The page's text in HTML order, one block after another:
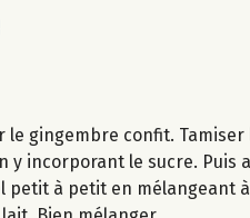
gingembre confit.
y incorporant le sucre. Puis
à petit en mélangeant